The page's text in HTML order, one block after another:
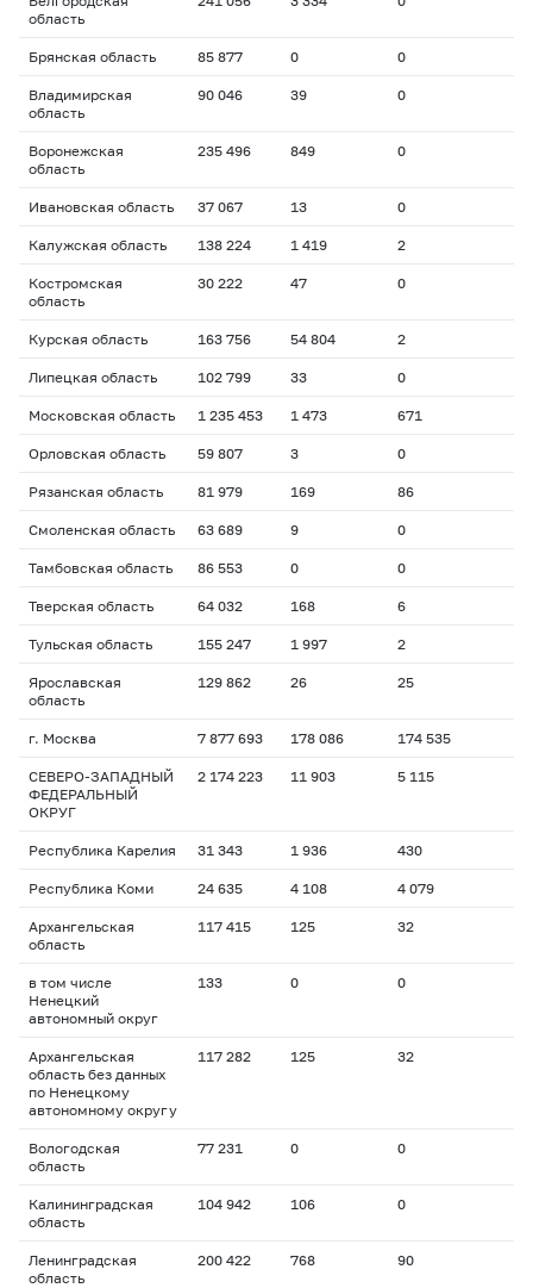
область
Брянская область 85 877 0 0
Владимирская
область
90 046 39 0
Воронежская
область
235 496 849 0
Ивановская область 37 067 13 0
Калужская область 138 224 1 419 2
Костромская
область
30 222 47 0
Курская область 163 756 54 804 2
Липецкая область 102 799 33 0
Московская область 1 235 453 1 473 671
Орловская область 59 807 3 0
Рязанская область 81 979 169 86
Смоленская область 63 689 9 0
Тамбовская область 86 553 0 0
Тверская область 64 032 168 6
Тульская область 155 247 1 997 2
Ярославская
область
129 862 26 25
г. Москва 7 877 693 178 086 174 535
СЕВЕРО-ЗАПАДНЫЙ
ФЕДЕРАЛЬНЫЙ
ОКРУГ
2 174 223 11 903 5 115
Республика Карелия 31 343 1 936 430
Республика Коми 24 635 4 108 4 079
Архангельская
область
117 415 125 32
в том числе
Ненецкий
автономный округ
133 0 0
Архангельская
область без данных
по Ненецкому
автономному округу
117 282 125 32
Вологодская
область
77 231 0 0
Калининградская
область
104 942 106 0
Ленинградская
область
200 422 768 90